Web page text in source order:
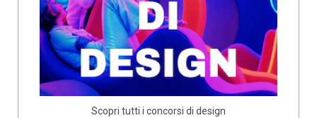
Scopri tutti i concorsi di design